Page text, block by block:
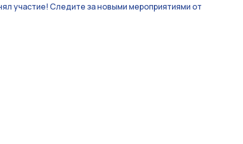
участие! Следите за новыми мероприятиями от